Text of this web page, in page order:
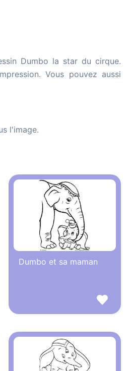
Dumbo la star du cirque.
Vous pouvez aussi
l'image.
Dumbo et sa maman